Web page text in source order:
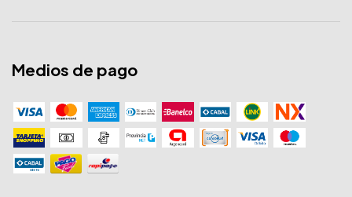
Medios de pago